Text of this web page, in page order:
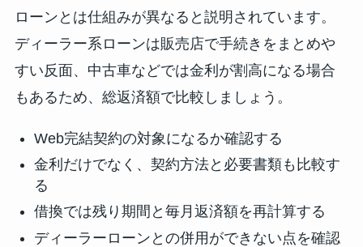
ローンとは仕組みが異なると説明されています。
ディーラー系ローンは販売店で手続きをまとめや
すい反面、中古車などでは金利が割高になる場合
もあるため、総返済額で比較しましょう。
Web完結契約の対象になるか確認する
金利だけでなく、契約方法と必要書類も比較す
る
借換では残り期間と毎月返済額を再計算する
ディーラーローンとの併用ができない点を確認